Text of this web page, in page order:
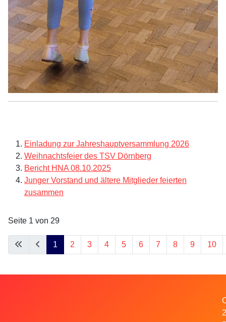
Einladung zur Jahreshauptversammlung 2026
Weihnachtsfeier des TSV Dörnberg
Bericht HNA 08.10.2025
Junger Vorstand und ältere Mitglieder feierten
zusammen
Seite 1 von 29
1 2 3 4 5 6 7 8 9 10